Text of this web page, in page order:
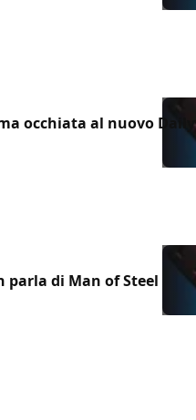
occhiata al nuovo Daily
parla di Man of Steel